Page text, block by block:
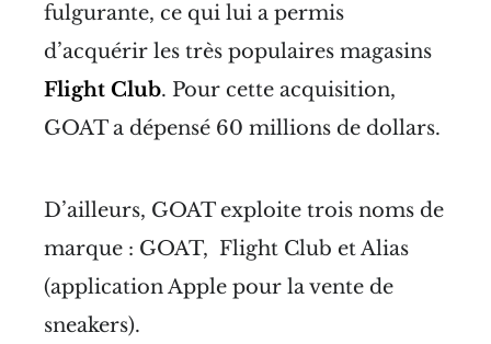
fulgurante, ce qui lui a permis
d’acquérir les très populaires magasins
Flight Club. Pour cette acquisition,
GOAT a dépensé 60 millions de dollars.
D’ailleurs, GOAT exploite trois noms de
marque : GOAT, Flight Club et Alias
(application Apple pour la vente de
sneakers).